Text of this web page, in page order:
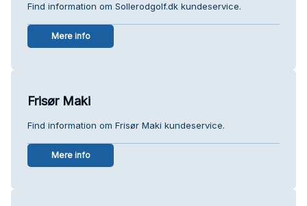
Find information om Sollerodgolf.dk kundeservice.
Mere info
Frisør Maki
Find information om Frisør Maki kundeservice.
Mere info